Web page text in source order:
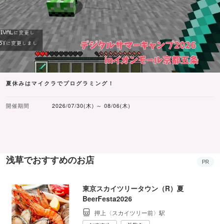
夏休みはマイクラでプログラミング！
開催期間 2026/07/30(木) ～ 08/06(木)
浅草でおすすめのお店 PR
東京スカイツリータウン（R）夏
BeerFesta2026
押上〈スカイツリー前〉駅